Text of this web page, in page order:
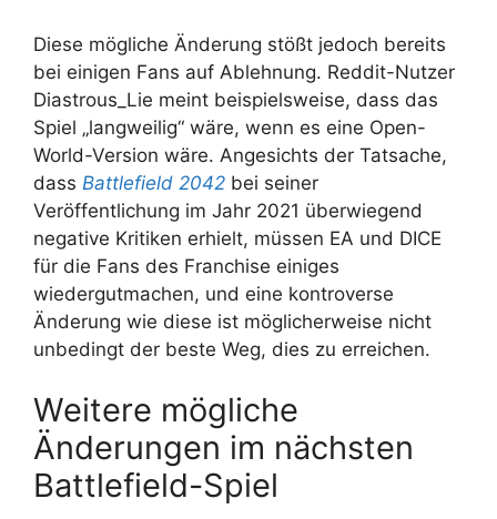
Diese mögliche Änderung stößt jedoch bereits
bei einigen Fans auf Ablehnung. Reddit-Nutzer
Diastrous_Lie meint beispielsweise, dass das
Spiel „langweilig“ wäre, wenn es eine Open-
World-Version wäre. Angesichts der Tatsache,
dass Battlefield 2042 bei seiner
Veröffentlichung im Jahr 2021 überwiegend
negative Kritiken erhielt, müssen EA und DICE
für die Fans des Franchise einiges
wiedergutmachen, und eine kontroverse
Änderung wie diese ist möglicherweise nicht
unbedingt der beste Weg, dies zu erreichen.
Weitere mögliche
Änderungen im nächsten
Battlefield-Spiel